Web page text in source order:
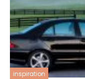
inspiration